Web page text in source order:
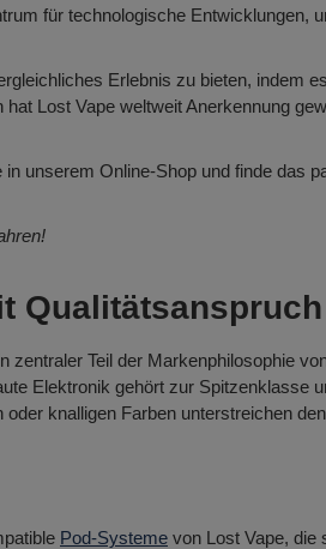
für technologische
Erlebnis zu bieten, indem
Lost Vape weltweit Anerkennung
unserem Online-Shop und finde das
Qualitätsanspruch
Teil der Markenphilosophie
Elektronik gehört zur Spitzenklasse
knalligen Farben unterstreichen
Pod-Systeme von Lost Vape, die